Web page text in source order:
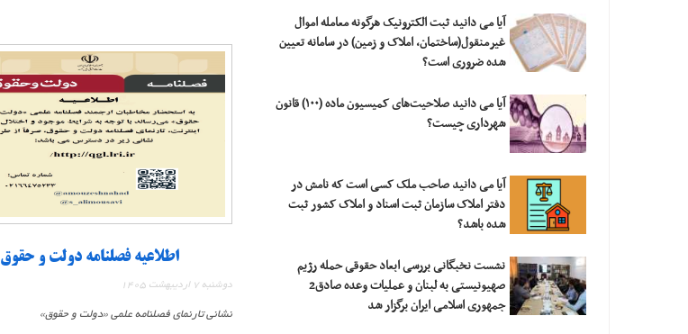
اطلاعیه فصلنامه دولت و حقوق
دوشنبه 7 اردیبهشت 1405
نشانی تارنمای فصلنامه علمی «دولت و حقوق»
آیا می دانید ثبت الکترونیک هرگونه معامله اموال
غیرمنقول(ساختمان، املاک و زمین) در سامانه تعیین
شده ضروری است؟
آیا می دانید صلاحیت‌های کمیسیون ماده (۱۰۰) قانون
شهرداری چیست؟
آیا می دانید صاحب ملک کسی است که نامش در
دفتر املاک سازمان ثبت اسناد و املاک کشور ثبت
شده باشد؟
نشست نخبگانی بررسی ابعاد حقوقی حمله رژیم
صهیونیستی به لبنان و عملیات وعده صادق2
جمهوری اسلامی ایران برگزار شد